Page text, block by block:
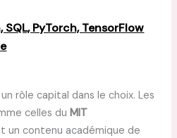
PyTorch, TensorFlow
rôle capital dans le choix. Les
celles du MIT
un contenu académique de